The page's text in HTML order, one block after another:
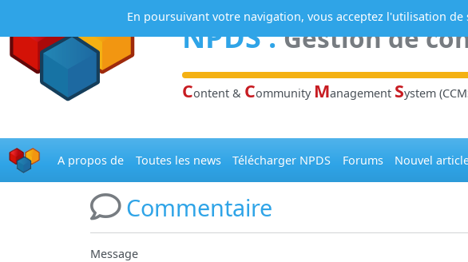
NPDS:Gestion de
Content & Community Management System
A propos de Toutes les news Télécharger NPDS Forums Nouvel
Commentaire
Message
En poursuivant votre navigation, vous acceptez l'utilisation